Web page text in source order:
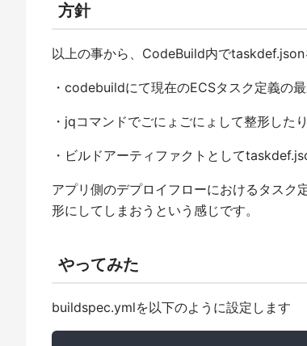
方針
以上の事から、CodeBuild内でtaskdef.json
・codebuildにて現在のECSタスク定義の
・jqコマンドでごにょごにょして整形した
・ビルドアーティファクトとして
アプリ側のデプロイフローにおけるタスク
形にしてしまおうという感じです。
やってみた
buildspec.ymlを以下のように設定します